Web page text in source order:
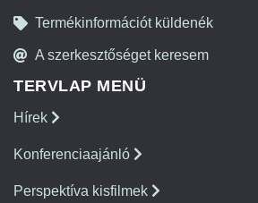
Termékinformációt küldenék
A szerkesztőséget keresem
TERVLAP MENÜ
Hírek
Konferenciaajánló
Perspektíva kisfilmek